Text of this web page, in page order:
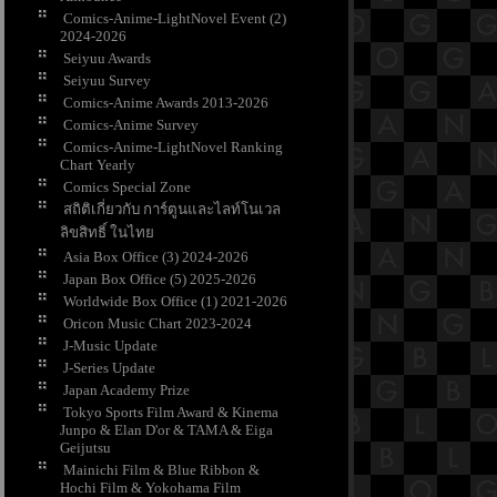
Comics-Anime-LightNovel Event (2)
2024-2026
Seiyuu Awards
Seiyuu Survey
Comics-Anime Awards 2013-2026
Comics-Anime Survey
Comics-Anime-LightNovel Ranking
Chart Yearly
Comics Special Zone
สถิติเกี่ยวกับ การ์ตูนและไลท์โนเวล
ลิขสิทธิ์ ในไท
Asia Box Office (3) 2024-2026
Japan Box Office (5) 2025-2026
Worldwide Box Office (1) 2021-2026
Oricon Music Chart 2023-2024
J-Music Update
J-Series Update
Japan Academy Prize
Tokyo Sports Film Award & Kinema
Junpo & Elan D'or & TAMA & Eiga
Geijutsu
Mainichi Film & Blue Ribbon &
Hochi Film & Yokohama Film